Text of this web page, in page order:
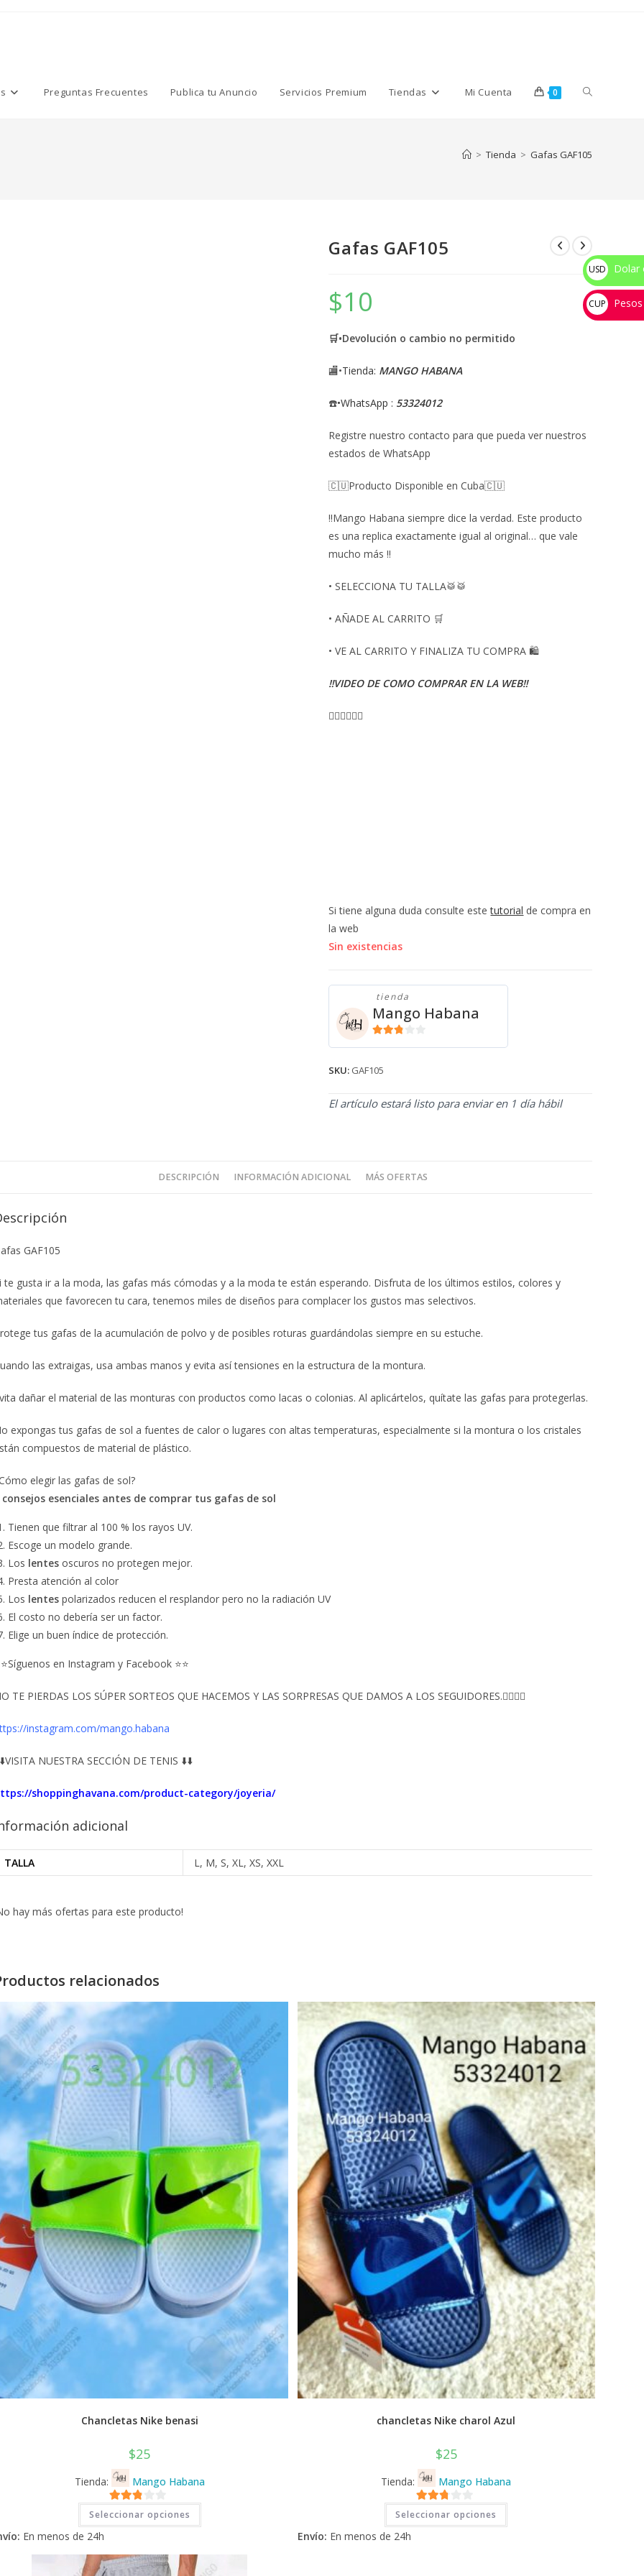
Preguntas Frecuentes Publica tu Anuncio Servicios Premium Tiendas Mi Cuenta 0 Alternar
la
web
> Tienda > Gafas GAF105
Gafas GAF105
$10
🛒•Devolución o cambio no permitido
🏬•Tienda: MANGO HABANA
☎️•WhatsApp : 53324012
Registre nuestro contacto para que pueda ver nuestros
estados de WhatsApp
🇨🇺Producto Disponible en Cuba🇨🇺
‼️Mango Habana siempre dice la verdad. Este producto
es una replica exactamente igual al original… que vale
mucho más ‼️
• SELECCIONA TU TALLA🥁🥁
• AÑADE AL CARRITO 🛒
• VE AL CARRITO Y FINALIZA TU COMPRA 🛍
‼️VIDEO DE COMO COMPRAR EN LA WEB‼️
👇🏻👇🏻👇🏻
Si tiene alguna duda consulte estetutorial de compra en
la web
Sin existencias
tienda
Mango Habana
SKU: GAF105
El artículo estará listo para enviar en 1 día hábil
DESCRIPCIÓN INFORMACIÓN ADICIONAL MÁS OFERTAS
GAF105
te gusta ir a la moda, las gafas más cómodas y a la moda te están esperando. Disfruta de los últimos estilos, colores y
que favorecen tu cara, tenemos miles de diseños para complacer los gustos mas selectivos.
tus gafas de la acumulación de polvo y de posibles roturas guardándolas siempre en su estuche.
las extraigas, usa ambas manos y evita así tensiones en la estructura de la montura.
dañar el material de las monturas con productos como lacas o colonias. Al aplicártelos, quítate las gafas para protegerlas.
expongas tus gafas de sol a fuentes de calor o lugares con altas temperaturas, especialmente si la montura o los cristales
compuestos de material de plástico.
elegir las gafas de sol?
consejos esenciales antes de comprar tus gafas de sol
Tienen que filtrar al 100 % los rayos UV.
Escoge un modelo grande.
Los lentes oscuros no protegen mejor.
Presta atención al color
Los lentes polarizados reducen el resplandor pero no la radiación UV
El costo no debería ser un factor.
Elige un buen índice de protección.
en Instagram y Facebook ⭐⭐
TE PIERDAS LOS SÚPER SORTEOS QUE HACEMOS Y LAS SORPRESAS QUE DAMOS A LOS SEGUIDORES.👇🏻👇🏻
instagram.com/mango.habana
NUESTRA SECCIÓN DE TENIS ⬇️⬇️
shoppinghavana.com/product-category/joyeria/
adicional
TALLA L, M, S, XL, XS, XXL
hay más ofertas para este producto!
relacionados
Chancletas Nike benasi
$25
Tienda: Mango Habana
2.71
de 5
Seleccionar opciones
Este
tiene
opciones
En menos de 24h
chancletas Nike charol Azul
$25
Tienda: Mango Habana
2.71
de 5
Seleccionar opciones
Este
tiene
Envío: En menos de 24h
USD
$
Dolar
CUP
💰
Pesos